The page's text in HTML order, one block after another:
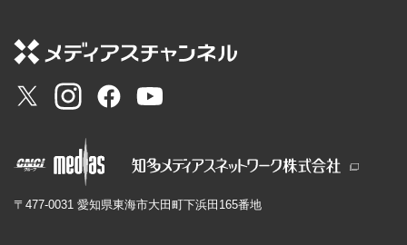
〒477-0031 愛知県東海市大田町下浜田165番地